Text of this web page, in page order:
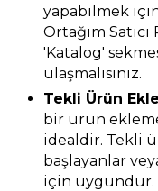
yapabilmek
Ortağım
'Katalog'
ulaşmalısınız.
Tekli Ürün
bir ürün
idealdir. Tekli
başlayanlar
için uygundur.